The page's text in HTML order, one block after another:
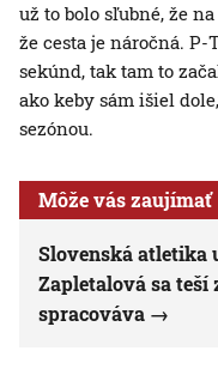
už to bolo sľubné, že
že cesta je náročná. P-
sekúnd, tak tam to
ako keby sám išiel
sezónou.
Môže vás zaujímať
Slovenská atletika
Zapletalová sa teší
spracováva